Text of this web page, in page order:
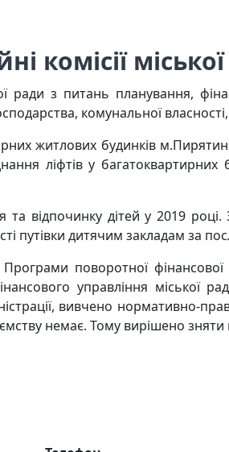
комісії
ради з питань планування,
комунальної
житлових будинків м.Пирятин
ліфтів у
відпочинку дітей у 2019 році.
путівки дитячим закладам за
поворотної
управління міської
вивчено нормативно-
немає. Тому вирішено